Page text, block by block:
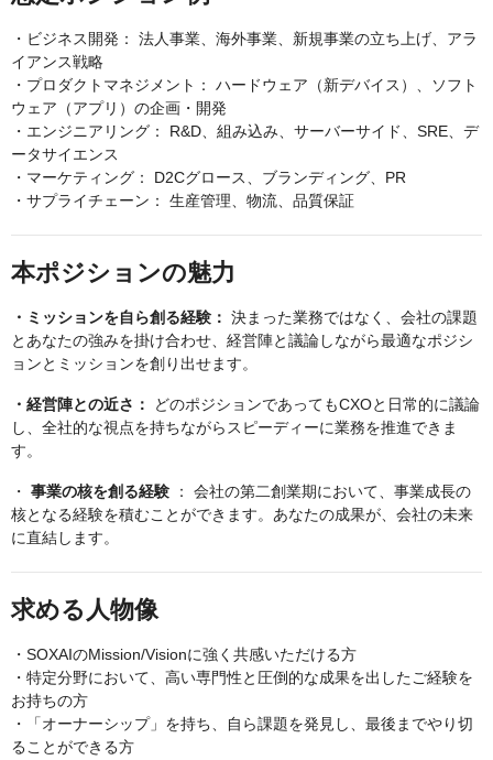
・ビジネス開発： 法人事業、海外事業、新規事業の立ち上げ、アラ
イアンス戦略
・プロダクトマネジメント： ハードウェア（新デバイス）、ソフト
ウェア（アプリ）の企画・開発
・エンジニアリング： R&D、組み込み、サーバーサイド、SRE、デ
ータサイエンス
・マーケティング： D2Cグロース、ブランディング、PR
・サプライチェーン： 生産管理、物流、品質保証
本ポジションの魅力
・ミッションを自ら創る経験： 決まった業務ではなく、会社の課題
とあなたの強みを掛け合わせ、経営陣と議論しながら最適なポジシ
ョンとミッションを創り出せます。
・経営陣との近さ：
どのポジションであってもCXOと日常的に議論
し、全社的な視点を持ちながらスピーディーに業務を推進できま
す。
・ 事業の核を創る経験 ： 会社の第二創業期において、事業成長の
核となる経験を積むことができます。あなたの成果が、会社の未来
に直結します。
求める人物像
・SOXAIのMission/Visionに強く共感いただける方
・特定分野において、高い専門性と圧倒的な成果を出したご経験を
お持ちの方
・「オーナーシップ」を持ち、自ら課題を発見し、最後までやり切
ることができる方